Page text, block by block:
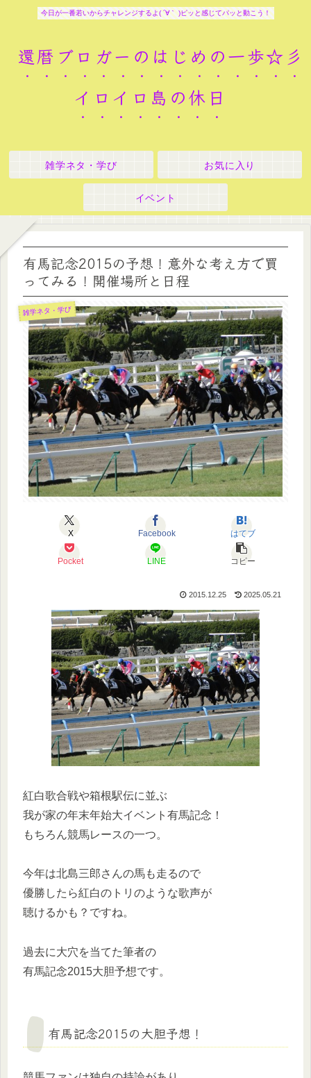
今日が一番若いからチャレンジするよ( ´∀｀ )ピッと感じてパッと動こう！
還暦ブロガーのはじめの一歩☆彡
イロイロ島の休日
雑学ネタ・学び お気に入り
イベント
有馬記念2015の予想！意外な考え方で買
ってみる！開催場所と日程
雑学ネタ・学び
X Facebook はてブ
Pocket LINE コピー
2015.12.25 2025.05.21
紅白歌合戦や箱根駅伝に並ぶ
我が家の年末年始大イベント有馬記念！
もちろん競馬レースの一つ。
今年は北島三郎さんの馬も走るので
優勝したら紅白のトリのような歌声が
聴けるかも？ですね。
過去に大穴を当てた筆者の
有馬記念2015大胆予想です。
有馬記念2015の大胆予想！